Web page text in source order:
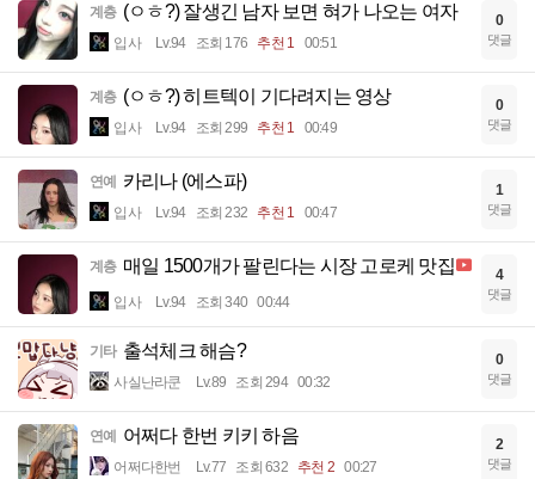
계층 (ㅇㅎ?) 잘생긴 남자 보면 혀가 나오는 여자
입사 Lv.94 조회 176 추천 1 00:51
0
댓글
계층 (ㅇㅎ?) 히트텍이 기다려지는 영상
입사 Lv.94 조회 299 추천 1 00:49
0
댓글
연예 카리나 (에스파)
입사 Lv.94 조회 232 추천 1 00:47
1
댓글
계층 매일 1500개가 팔린다는 시장 고로케 맛집
입사 Lv.94 조회 340 00:44
4
댓글
기타 출석체크 해슴?
사실난라쿤 Lv.89 조회 294 00:32
0
댓글
연예 어쩌다 한번 키키 하음
어쩌다한번 Lv.77 조회 632 추천 2 00:27
2
댓글